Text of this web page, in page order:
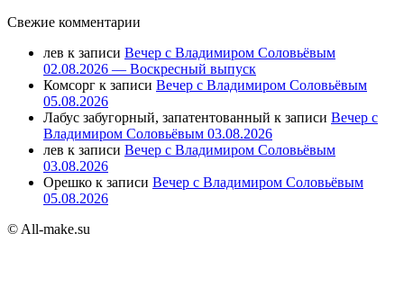
Свежие комментарии
лев к записи Вечер с Владимиром Соловьёвым
02.08.2026 — Воскресный выпуск
Комсорг к записи Вечер с Владимиром Соловьёвым
05.08.2026
Лабус забугорный, запатентованный к записи Вечер с
Владимиром Соловьёвым 03.08.2026
лев к записи Вечер с Владимиром Соловьёвым
03.08.2026
Орешко к записи Вечер с Владимиром Соловьёвым
05.08.2026
© All-make.su